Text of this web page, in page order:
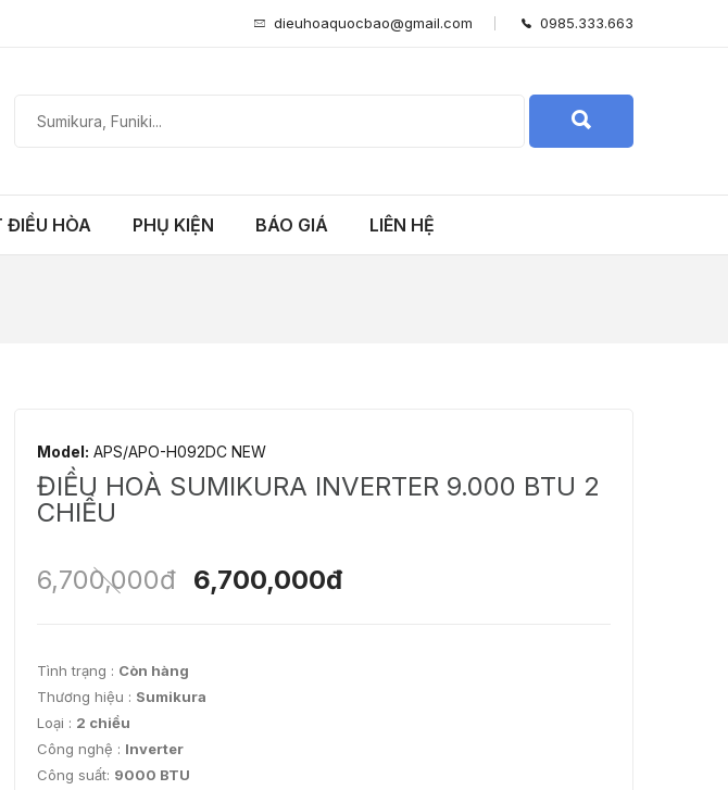
dieuhoaquocbao@gmail.com 0985.333.663
ĐIỀU HÒA PHỤ KIỆN BÁO GIÁ LIÊN HỆ
Model: APS/APO-H092DC NEW
ĐIỀU HOÀ SUMIKURA INVERTER 9.000 BTU 2
CHIỀU
6,700,000đ 6,700,000đ
Tình trạng : Còn hàng
Thương hiệu : Sumikura
Loại : 2 chiều
Công nghệ : Inverter
Công suất: 9000 BTU